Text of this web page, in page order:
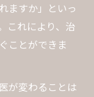
ますか」といっ
これにより、治
ことができま
が変わることは